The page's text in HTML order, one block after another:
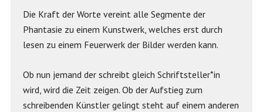
Die Kraft der Worte vereint alle Segmente der
Phantasie zu einem Kunstwerk, welches erst durch
lesen zu einem Feuerwerk der Bilder werden kann.
Ob nun jemand der schreibt gleich Schriftsteller*in
wird, wird die Zeit zeigen. Ob der Aufstieg zum
schreibenden Künstler gelingt steht auf einem anderen